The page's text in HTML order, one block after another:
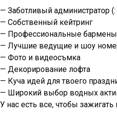
— Заботливый администратор (:
— Собственный кейтринг
— Профессиональные бармены
— Лучшие ведущие и шоу
— Фото и видеосъмка
— Декорирование лофта
— Куча идей для твоего
— Широкий выбор водных
У нас есть все, чтобы зажигать